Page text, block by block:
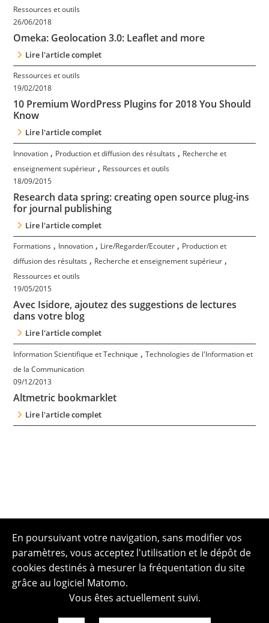
Ressources et outils
26/06/2018
Omeka: Geolocation 3.0: Leaflet and more
Lire l'article complet
Ressources et outils
19/02/2018
10 Premium WordPress Plugins for 2018 You Should
Know
Lire l'article complet
Innovation , Production et diffusion des résultats , Recherche et
enseignement supérieur , Ressources et outils
18/09/2015
Research data spring: creating open source plug-ins
for journal publishing
Lire l'article complet
Formations , Innovation , Lire/Regarder/Ecouter , Production et
diffusion des résultats , Recherche et enseignement supérieur ,
Ressources et outils
19/05/2015
Avec Isidore, ajoutez des suggestions de lectures
dans votre blog
Lire l'article complet
Information Scientifique et Technique ,Technologies de l'Information et
de la Communication
09/12/2013
Altmetric bookmarklet
Lire l'article complet
En poursuivant votre navigation, sans modifier vos
paramètres, vous acceptez l'utilisation et le dépôt de
cookies destinés à mesurer la fréquentation du site
grâce au logiciel Matomo.
Vous êtes actuellement suivi.